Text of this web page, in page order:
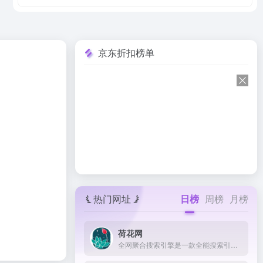
京东折扣榜单
热门网址 日榜 周榜 月榜
荷花网